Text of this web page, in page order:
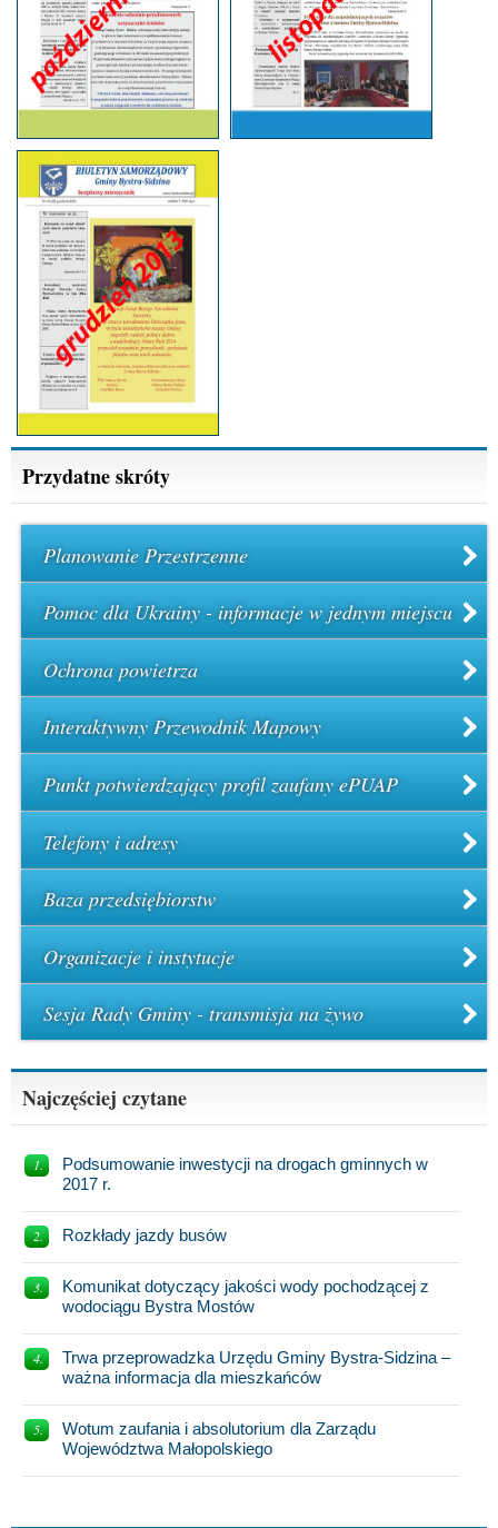
Przydatne skróty
Planowanie Przestrzenne
Pomoc dla Ukrainy - informacje w jednym miejscu
Ochrona powietrza
Interaktywny Przewodnik Mapowy
Punkt potwierdzający profil zaufany ePUAP
Telefony i adresy
Baza przedsiębiorstw
Organizacje i instytucje
Sesja Rady Gminy - transmisja na żywo
Najczęściej czytane
Podsumowanie inwestycji na drogach gminnych w
2017 r.
Rozkłady jazdy busów
Komunikat dotyczący jakości wody pochodzącej z
wodociągu Bystra Mostów
Trwa przeprowadzka Urzędu Gminy Bystra-Sidzina –
ważna informacja dla mieszkańców
Wotum zaufania i absolutorium dla Zarządu
Województwa Małopolskiego